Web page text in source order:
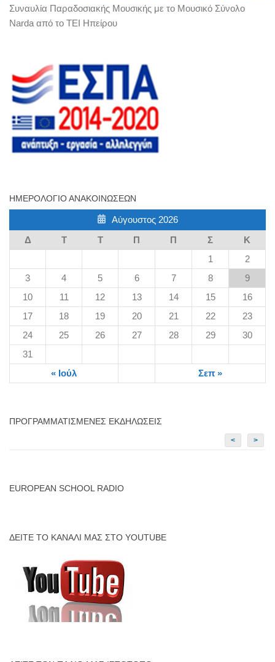
Συναυλία Παραδοσιακής Μουσικής με το Μουσικό Σύνολο
Narda από το ΤΕΙ Ηπείρου
ΗΜΕΡΟΛΌΓΙΟ ΑΝΑΚΟΙΝΏΣΕΩΝ
Αύγουστος 2026
Δ
Τ Τ Π Π Σ
Κ
1
2
3
4 5 6 7 8
9
10
11 12 13 14 15
16
17
18 19 20 21 22
23
24
25 26 27 28 29
30
31
« Ιούλ
Σεπ »
ΠΡΟΓΡΑΜΜΑΤΙΣΜΈΝΕΣ ΕΚΔΗΛΏΣΕΙΣ
< >
EUROPEAN SCHOOL RADIO
ΔΕΊΤΕ ΤΟ ΚΑΝΆΛΙ ΜΑΣ ΣΤΟ YOUTUBE